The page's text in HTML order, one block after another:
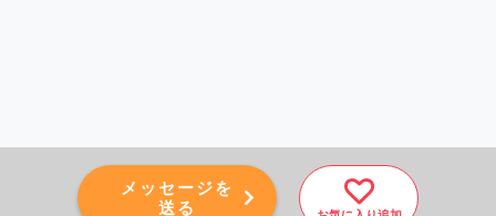
メッセージを
送る